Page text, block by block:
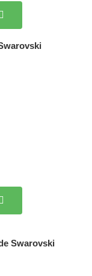
Swarovski